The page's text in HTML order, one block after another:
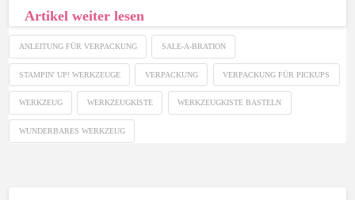
Artikel weiter lesen
ANLEITUNG FÜR VERPACKUNG SALE-A-BRATION
STAMPIN' UP! WERKZEUGE VERPACKUNG VERPACKUNG FÜR PICKUPS
WERKZEUG WERKZEUGKISTE WERKZEUGKISTE BASTELN
WUNDERBARES WERKZEUG